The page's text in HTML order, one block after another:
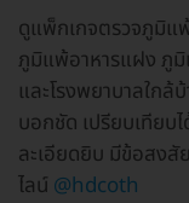
ดูแพ็กเกจตรวจภูมิแ
ภูมิแพ้อาหารแฝง ภู
และโรงพยาบาลใกล้
บอกชัด เปรียบเทียบ
ละเอียดยิบ มีข้อสงสั
ไลน์ @hdcoth